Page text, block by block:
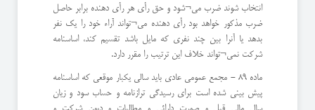
انتخاب شوند ضرب می¬شود و حق رأى هر رأى دهنده برابر حاصل
ضرب مذکور خواهد بود رأى دهنده می¬تواند آراء خود را یک نفر
بدهد یا آنرا بین چند نفری که مایل باشد تقسیم کند، اساسنامه
شرکت نمی¬تواند خلاف این ترتیب را مقرر دارد.
ماده 89 - مجمع عمومی عادی باید سالی یکبار موقعی که اساسنامه
پیش بینی شده است برای رسیدگی ترازنامه و حساب سود و زیان